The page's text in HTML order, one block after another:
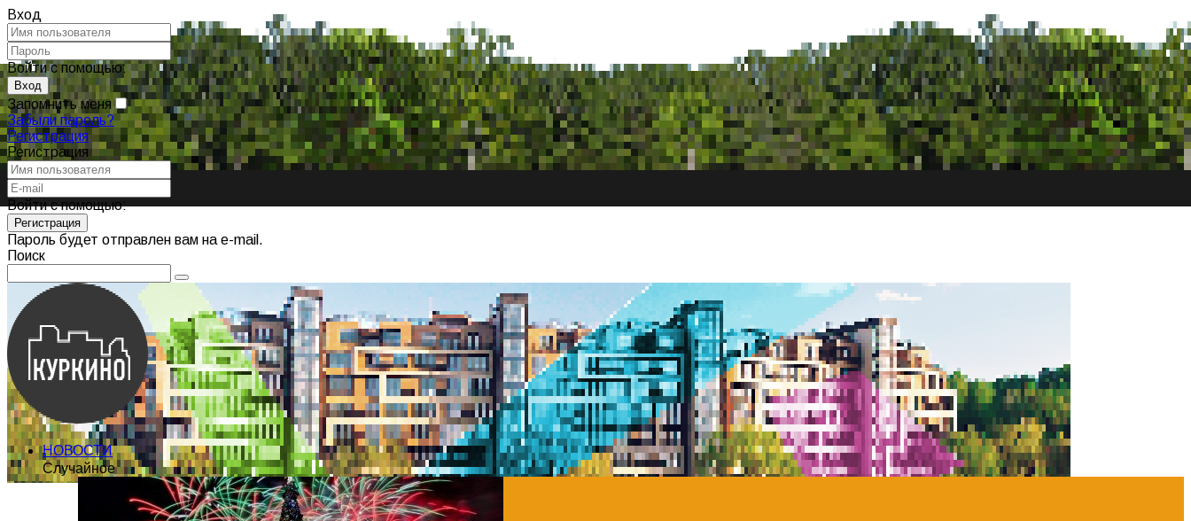
Вход
Войти с помощью:
Запомнить меня
Забыли пароль?
Регистрация
Регистрация
Войти с помощью:
Пароль будет отправлен вам на e-mail.
Поиск
НОВОСТИ
Случайное